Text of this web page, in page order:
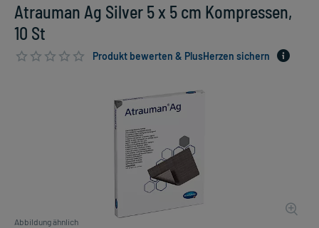
Atrauman Ag Silver 5 x 5 cm Kompressen,
10 St
Produkt bewerten & PlusHerzen sichern
Abbildung ähnlich